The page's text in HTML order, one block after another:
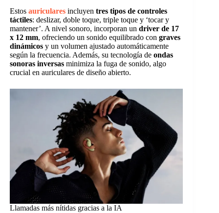
Estos auriculares incluyen tres tipos de controles
táctiles: deslizar, doble toque, triple toque y ‘tocar y
mantener’. A nivel sonoro, incorporan un driver de 17
x 12 mm, ofreciendo un sonido equilibrado con graves
dinámicos y un volumen ajustado automáticamente
según la frecuencia. Además, su tecnología de ondas
sonoras inversas minimiza la fuga de sonido, algo
crucial en auriculares de diseño abierto.
Llamadas más nítidas gracias a la IA